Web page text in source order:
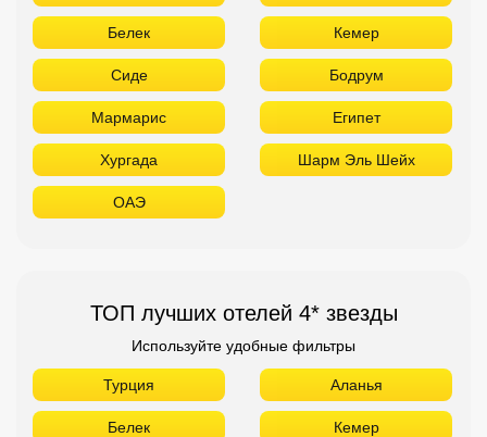
Белек Кемер
Сиде Бодрум
Мармарис Египет
Хургада Шарм Эль Шейх
ОАЭ
ТОП лучших отелей 4* звезды
Используйте удобные фильтры
Турция Аланья
Белек Кемер